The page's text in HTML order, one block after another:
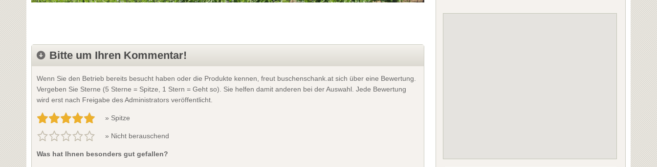
Bitte um Ihren Kommentar!
Wenn Sie den Betrieb bereits besucht haben oder die Produkte kennen, freut buschenschank.at sich über eine Bewertung.
Vergeben Sie Sterne (5 Sterne = Spitze, 1 Stern = Geht so). Sie helfen damit anderen bei der Auswahl. Jede Bewertung
wird erst nach Freigabe des Administrators veröffentlicht.
» Spitze
» Nicht berauschend
Was hat Ihnen besonders gut gefallen?